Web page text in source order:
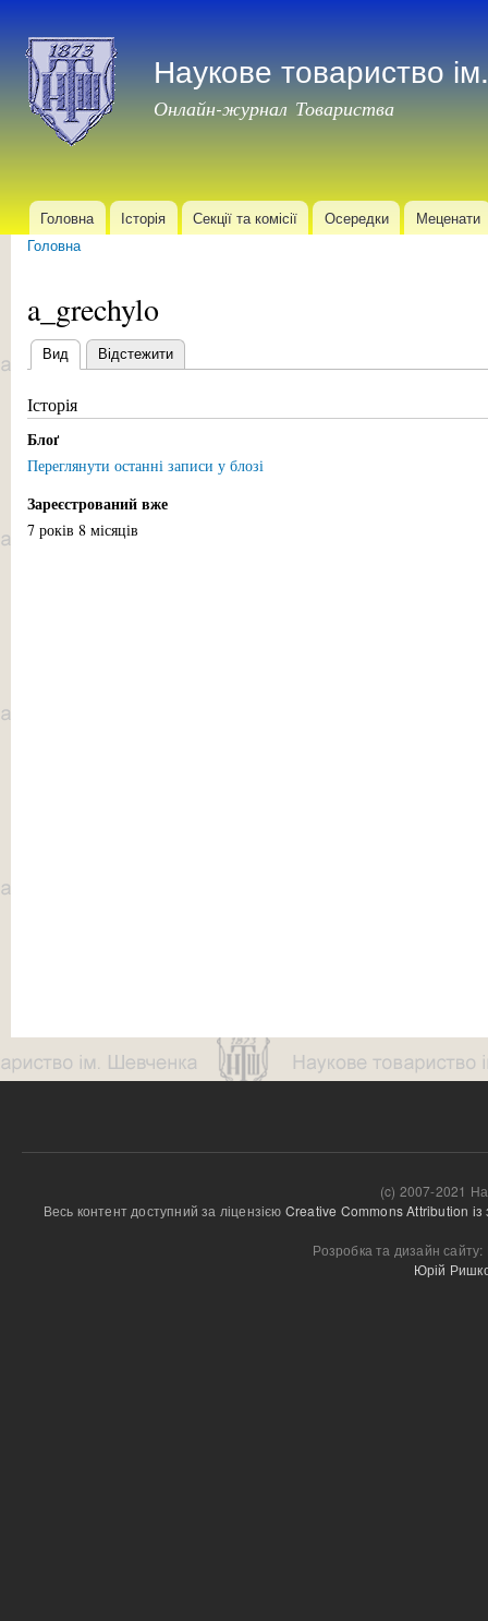
Наукове товариство
Онлайн-журнал Товариства
Головне меню
Головна Історія Секції та комісії Осередки Меценати
Головна
a_grechylo
Первинні вкладки
Вид (активна вкладка)
Відстежити
Історія
Блоґ
Переглянути останні записи у блозі
Зареєстрований вже
7 років 8 місяців
(c) 2007-2021
Весь контент доступний за ліцензією Creative Commons Attribution
Розробка та дизайн сайту:
Юрій